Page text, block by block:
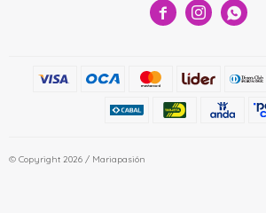
  
© Copyright 2026 / Mariapasión